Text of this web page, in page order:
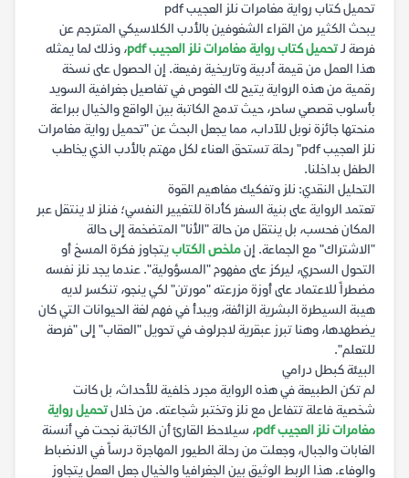
تحميل كتاب رواية مغامرات نلز العجيب pdf
يبحث الكثير من القراء الشغوفين بالأدب الكلاسيكي المترجم عن
فرصة لـتحميل كتاب رواية مغامرات نلز العجيب pdf
، وذلك لما يمثله
هذا العمل من قيمة أدبية وتاريخية رفيعة. إن الحصول على نسخة
رقمية من هذه الرواية يتيح لك الغوص في تفاصيل جغرافية السويد
بأسلوب قصصي ساحر، حيث تدمج الكاتبة بين الواقع والخيال ببراعة
منحتها جائزة نوبل للآداب، مما يجعل البحث عن "تحميل رواية مغامرات
نلز العجيب pdf" رحلة تستحق العناء لكل مهتم بالأدب الذي يخاطب
الطفل بداخلنا.
التحليل النقدي: نلز وتفكيك مفاهيم القوة
تعتمد الرواية على بنية السفر كأداة للتغيير النفسي؛ فنلز لا ينتقل عبر
المكان فحسب، بل ينتقل من حالة "الأنا" المتضخمة إلى حالة
"الاشتراك" مع الجماعة. إنملخص الكتابيتجاوز فكرة المسخ أو
التحول السحري، ليركز على مفهوم "المسؤولية". عندما يجد نلز نفسه
مضطراً للاعتماد على أوزة مزرعته "مورتن" لكي ينجو، تنكسر لديه
هيبة السيطرة البشرية الزائفة، ويبدأ في فهم لغة الحيوانات التي كان
يضطهدها، وهنا تبرز عبقرية لاجرلوف في تحويل "العقاب" إلى "فرصة
للتعلم".
البيئة كبطل درامي
لم تكن الطبيعة في هذه الرواية مجرد خلفية للأحداث، بل كانت
شخصية فاعلة تتفاعل مع نلز وتختبر شجاعته. من خلالتحميل رواية
مغامرات نلز العجيب pdf
، سيلاحظ القارئ أن الكاتبة نجحت في أنسنة
الغابات والجبال، وجعلت من رحلة الطيور المهاجرة درساً في الانضباط
والوفاء. هذا الربط الوثيق بين الجغرافيا والخيال جعل العمل يتجاوز